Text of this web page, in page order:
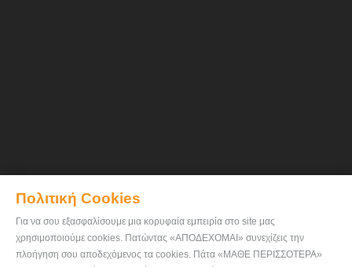
Πολιτική Cookies
Για να σου εξασφαλίσουμε μια κορυφαία εμπειρία στο site μας
χρησιμοποιούμε cookies. Πατώντας «ΑΠΟΔΕΧΟΜΑΙ» συνεχίζεις την
πλοήγηση σου αποδεχόμενος τα cookies. Πάτα «ΜΑΘΕ ΠΕΡΙΣΣΟΤΕΡΑ»